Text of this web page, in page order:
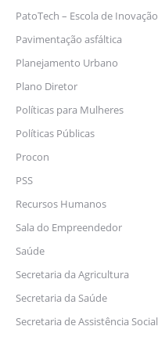
PatoTech – Escola de Inovação
Pavimentação asfáltica
Planejamento Urbano
Plano Diretor
Políticas para Mulheres
Políticas Públicas
Procon
PSS
Recursos Humanos
Sala do Empreendedor
Saúde
Secretaria da Agricultura
Secretaria da Saúde
Secretaria de Assistência Social